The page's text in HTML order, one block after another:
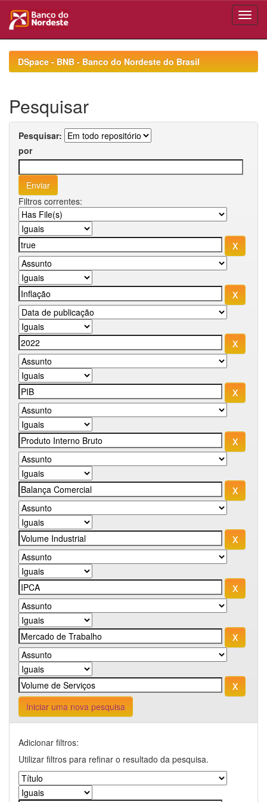
navigationDSpace - BNB - Banco do Nordeste do Brasil
Pesquisar
Pesquisar:
por
Filtros correntes:
Iniciar uma nova pesquisa
Adicionar filtros:
Utilizar filtros para refinar o resultado da pesquisa.